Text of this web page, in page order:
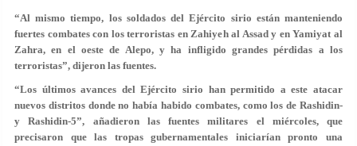
“Al mismo tiempo, los soldados del Ejército sirio están manteniendo
fuertes combates con los terroristas en Zahiyeh al Assad y en Yamiyat al
Zahra, en el oeste de Alepo, y ha infligido grandes pérdidas a los
terroristas”, dijeron las fuentes.
“Los últimos avances del Ejército sirio han permitido a este atacar
nuevos distritos donde no había habido combates, como los de Rashidin-
y Rashidin-5”, añadieron las fuentes militares el miércoles, que
precisaron que las tropas gubernamentales iniciarían pronto una